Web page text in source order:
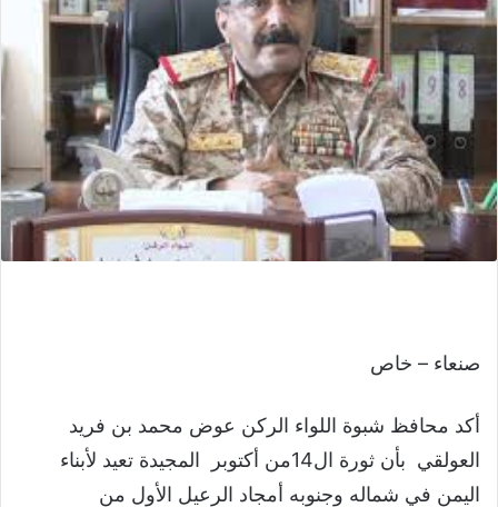
صنعاء – خاص
أكد محافظ شبوة اللواء الركن عوض محمد بن فريد
العولقي بأن ثورة ال14من أكتوبر المجيدة تعيد لأبناء
اليمن في شماله وجنوبه أمجاد الرعيل الأول من